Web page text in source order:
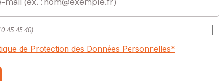
de Protection des Données Personnelles*